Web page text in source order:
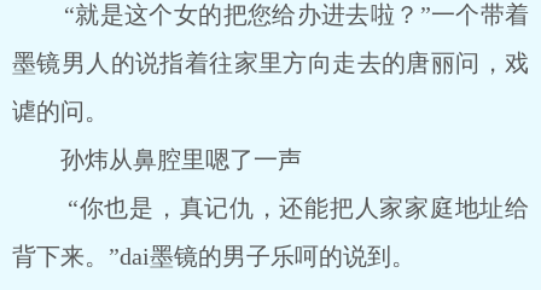
“就是这个女的把您给办进去啦？”一个带着
墨镜男人的说指着往家里方向走去的唐丽问，戏
谑的问。
孙炜从鼻腔里嗯了一声
“你也是，真记仇，还能把人家家庭地址给
背下来。”dai墨镜的男子乐呵的说到。